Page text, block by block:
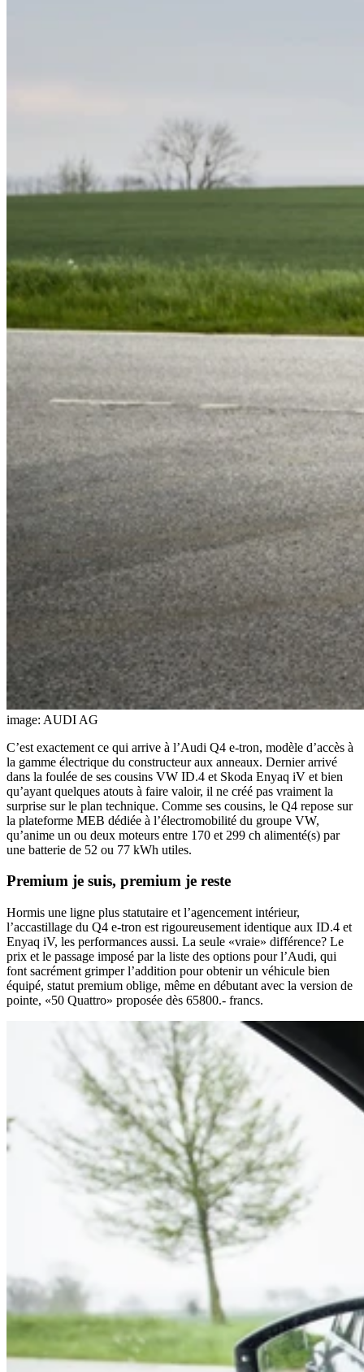
image: AUDI AG
C’est exactement ce qui arrive à l’Audi Q4 e-tron, modèle d’accès à
la gamme électrique du constructeur aux anneaux. Dernier arrivé
dans la foulée de ses cousins VW ID.4 et Skoda Enyaq iV et bien
qu’ayant quelques atouts à faire valoir, il ne créé pas vraiment la
surprise sur le plan technique. Comme ses cousins, le Q4 repose sur
la plateforme MEB dédiée à l’électromobilité du groupe VW,
qu’anime un ou deux moteurs entre 170 et 299 ch alimenté(s) par
une batterie de 52 ou 77 kWh utiles.
Premium je suis, premium je reste
Hormis une ligne plus statutaire et l’agencement intérieur,
l’accastillage du Q4 e-tron est rigoureusement identique aux ID.4 et
Enyaq iV, les performances aussi. La seule «vraie» différence? Le
prix et le passage imposé par la liste des options pour l’Audi, qui
font sacrément grimper l’addition pour obtenir un véhicule bien
équipé, statut premium oblige, même en débutant avec la version de
pointe, «50 Quattro» proposée dès 65800.- francs.